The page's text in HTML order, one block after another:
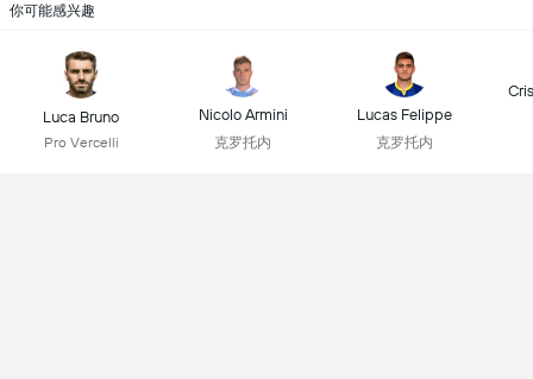
你可能感兴趣
Luca Bruno
Pro Vercelli
Nicolo Armini
克罗托内
Lucas Felippe
克罗托内